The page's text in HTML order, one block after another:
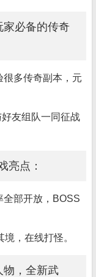
家必备的传奇
多传奇副本，元
友组队一同征战
亮点：
全部开放，BOSS
，在线打怪。
物，全新武